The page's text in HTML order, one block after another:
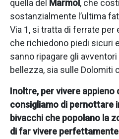
quella del Marmol , che
sostanzialmente l’ultima
Via 1, si tratta di ferrate
che richiedono piedi sicuri
sanno ripagare gli
bellezza, sia sulle Dolomiti
Inoltre, per vivere
consigliamo di pernottare
bivacchi che popolano la
di far vivere